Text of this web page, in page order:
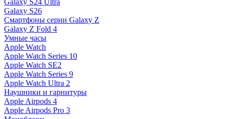
Galaxy S24 Ultra
Galaxy S26
Смартфоны серии Galaxy Z
Galaxy Z Fold 4
Умные часы
Apple Watch
Apple Watch Series 10
Apple Watch SE2
Apple Watch Series 9
Apple Watch Ultra 2
Наушники и гарнитуры
Apple Airpods 4
Apple Airpods Pro 3